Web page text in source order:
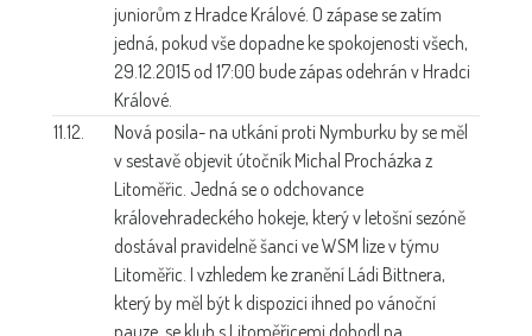
juniorům z Hradce Králové. O zápase se zatím
jedná, pokud vše dopadne ke spokojenosti všech,
29.12.2015 od 17:00 bude zápas odehrán v Hradci
Králové.
11.12.
Nová posila- na utkání proti Nymburku by se měl
v sestavě objevit útočník Michal Procházka z
Litoměřic. Jedná se o odchovance
královehradeckého hokeje, který v letošní sezóně
dostával pravidelně šanci ve WSM lize v týmu
Litoměřic. I vzhledem ke zranění Ládi Bittnera,
který by měl být k dispozici ihned po vánoční
pauze, se klub s Litoměřicemi dohodl na